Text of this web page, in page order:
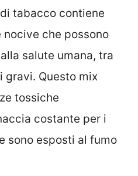
tabacco contiene
che possono
salute umana, tra
gravi. Questo mix
tossiche
costante per i
sono esposti al fumo